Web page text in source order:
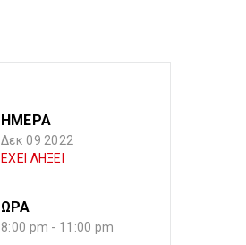
ΗΜΕΡΑ
Δεκ 09 2022
ΕΧΕΙ ΛΗΞΕΙ
ΩΡΑ
8:00 pm - 11:00 pm